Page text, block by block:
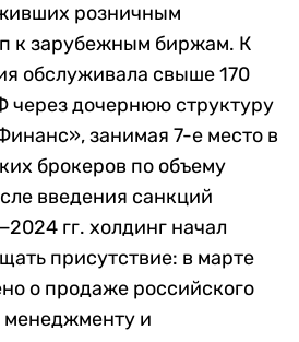
розничным
к зарубежным биржам. К
обслуживала свыше 170
через дочернюю структуру
занимая 7-е место в
брокеров по объему
введения санкций
гг. холдинг начал
присутствие: в марте
о продаже российского
менеджменту и